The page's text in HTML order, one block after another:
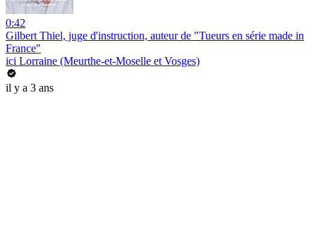
0:42
Gilbert Thiel, juge d'instruction, auteur de "Tueurs en série made in
France"
ici Lorraine (Meurthe-et-Moselle et Vosges)
il y a 3 ans